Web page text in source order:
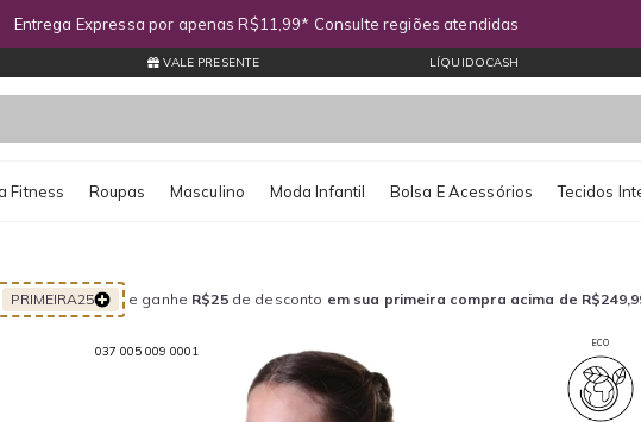
Entrega Expressa por apenas R$11,99* Consulte regiões atendidas
VALE PRESENTE LÍQUIDOCASH
Bolsa E Acessórios
Masculino Moda Infantil
Roupas
Fitness Tecidos
PRIMEIRA25 e ganhe R$25de desconto em sua primeira compra acima de
037 005 009 0001 037 005
ECO